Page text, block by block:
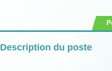
Description du poste